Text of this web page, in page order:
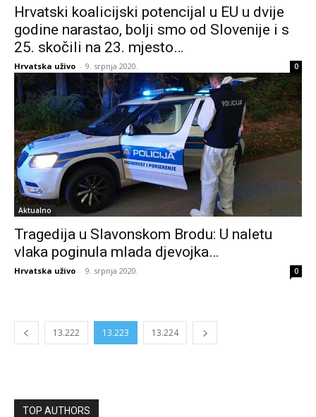
Hrvatski koalicijski potencijal u EU u dvije
godine narastao, bolji smo od Slovenije i s
25. skočili na 23. mjesto…
Hrvatska uživo - 9. srpnja 2020. 0
Aktualno
Tragedija u Slavonskom Brodu: U naletu
vlaka poginula mlada djevojka…
Hrvatska uživo - 9. srpnja 2020. 0
13.222 13.223 13.224
TOP AUTHORS